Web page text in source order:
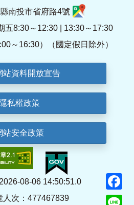
南投市省府路4號
五8:30～12:30 | 13:30～17:30
～16:30）（國定假日除外）
站資料開放宣告
隱私權政策
站安全政策
08-06 14:50:51.0
人次：477467839